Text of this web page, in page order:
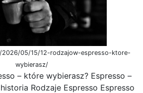
05/15/12-rodzajow-espresso-ktore-
wybierasz/
– które wybierasz? Espresso –
Rodzaje Espresso Espresso